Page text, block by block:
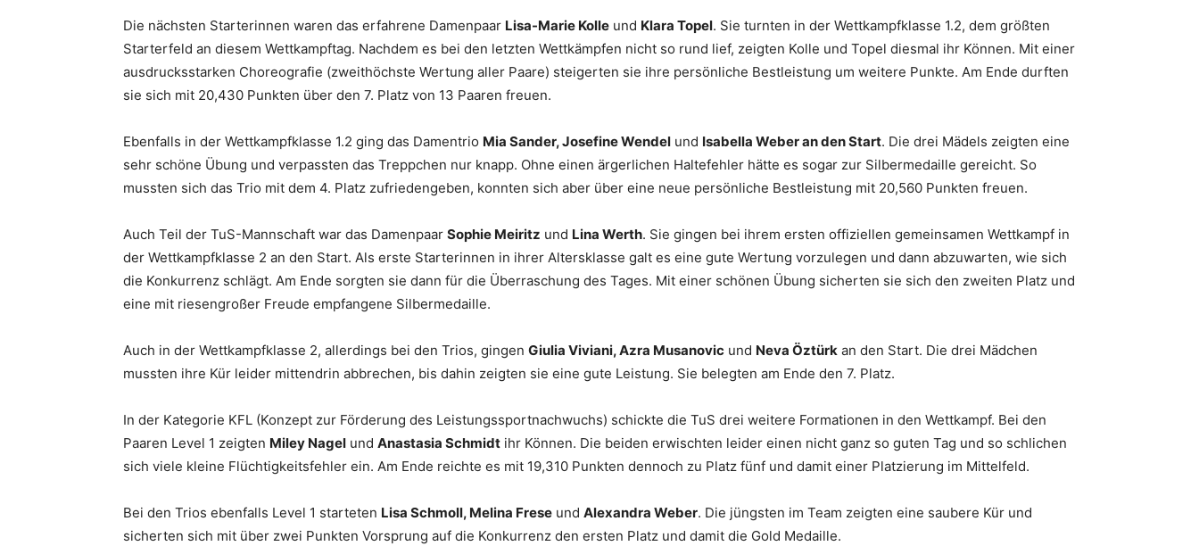
Die nächsten Starterinnen waren das erfahrene Damenpaar Lisa-Marie Kolle und Klara Topel. Sie turnten in der Wettkampfklasse 1.2, dem größten
Starterfeld an diesem Wettkampftag. Nachdem es bei den letzten Wettkämpfen nicht so rund lief, zeigten Kolle und Topel diesmal ihr Können. Mit einer
ausdrucksstarken Choreografie (zweithöchste Wertung aller Paare) steigerten sie ihre persönliche Bestleistung um weitere Punkte. Am Ende durften
sie sich mit 20,430 Punkten über den 7. Platz von 13 Paaren freuen.
Ebenfalls in der Wettkampfklasse 1.2 ging das Damentrio Mia Sander, Josefine Wendel und Isabella Weberan den Start. Die drei Mädels zeigten eine
sehr schöne Übung und verpassten das Treppchen nur knapp. Ohne einen ärgerlichen Haltefehler hätte es sogar zur Silbermedaille gereicht. So
mussten sich das Trio mit dem 4. Platz zufriedengeben, konnten sich aber über eine neue persönliche Bestleistung mit 20,560 Punkten freuen.
Auch Teil der TuS-Mannschaft war das Damenpaar Sophie Meiritz und Lina Werth. Sie gingen bei ihrem ersten offiziellen gemeinsamen Wettkampf in
der Wettkampfklasse 2 an den Start. Als erste Starterinnen in ihrer Altersklasse galt es eine gute Wertung vorzulegen und dann abzuwarten, wie sich
die Konkurrenz schlägt. Am Ende sorgten sie dann für die Überraschung des Tages. Mit einer schönen Übung sicherten sie sich den zweiten Platz und
eine mit riesengroßer Freude empfangene Silbermedaille.
Auch in der Wettkampfklasse 2, allerdings bei den Trios, gingen Giulia Viviani, Azra Musanovic und Neva Öztürk an den Start. Die drei Mädchen
mussten ihre Kür leider mittendrin abbrechen, bis dahin zeigten sie eine gute Leistung. Sie belegten am Ende den 7. Platz.
In der Kategorie KFL (Konzept zur Förderung des Leistungssportnachwuchs) schickte die TuS drei weitere Formationen in den Wettkampf. Bei den
Paaren Level 1 zeigten Miley Nagel und Anastasia Schmidt ihr Können. Die beiden erwischten leider einen nicht ganz so guten Tag und so schlichen
sich viele kleine Flüchtigkeitsfehler ein. Am Ende reichte es mit 19,310 Punkten dennoch zu Platz fünf und damit einer Platzierung im Mittelfeld.
Bei den Trios ebenfalls Level 1 starteten Lisa Schmoll, Melina Frese und Alexandra Weber. Die jüngsten im Team zeigten eine saubere Kür und
sicherten sich mit über zwei Punkten Vorsprung auf die Konkurrenz den ersten Platz und damit die Gold Medaille.